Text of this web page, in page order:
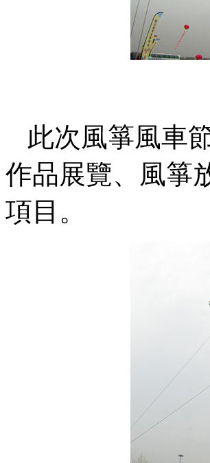
此次風箏風車
作品展覽、風箏
項目。